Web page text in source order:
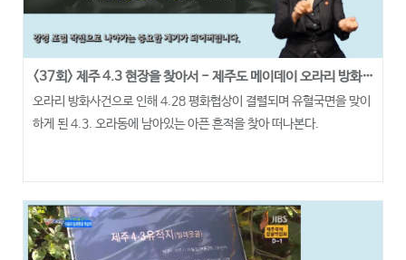
<37회> 제주 4.3 현장을 찾아서 - 제주도 메이데이 오라리 방화사건의 진실
오라리 방화사건으로 인해 4.28 평화협상이 결렬되며 유혈국면을 맞이
하게 된 4.3. 오라동에 남아있는 아픈 흔적을 찾아 떠나본다.